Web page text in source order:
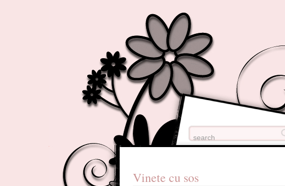
Vinete cu sos